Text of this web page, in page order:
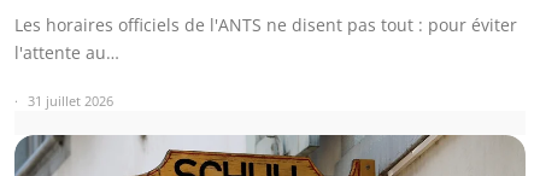
Les horaires officiels de l'ANTS ne disent pas tout : pour éviter
l'attente au…
31 juillet 2026